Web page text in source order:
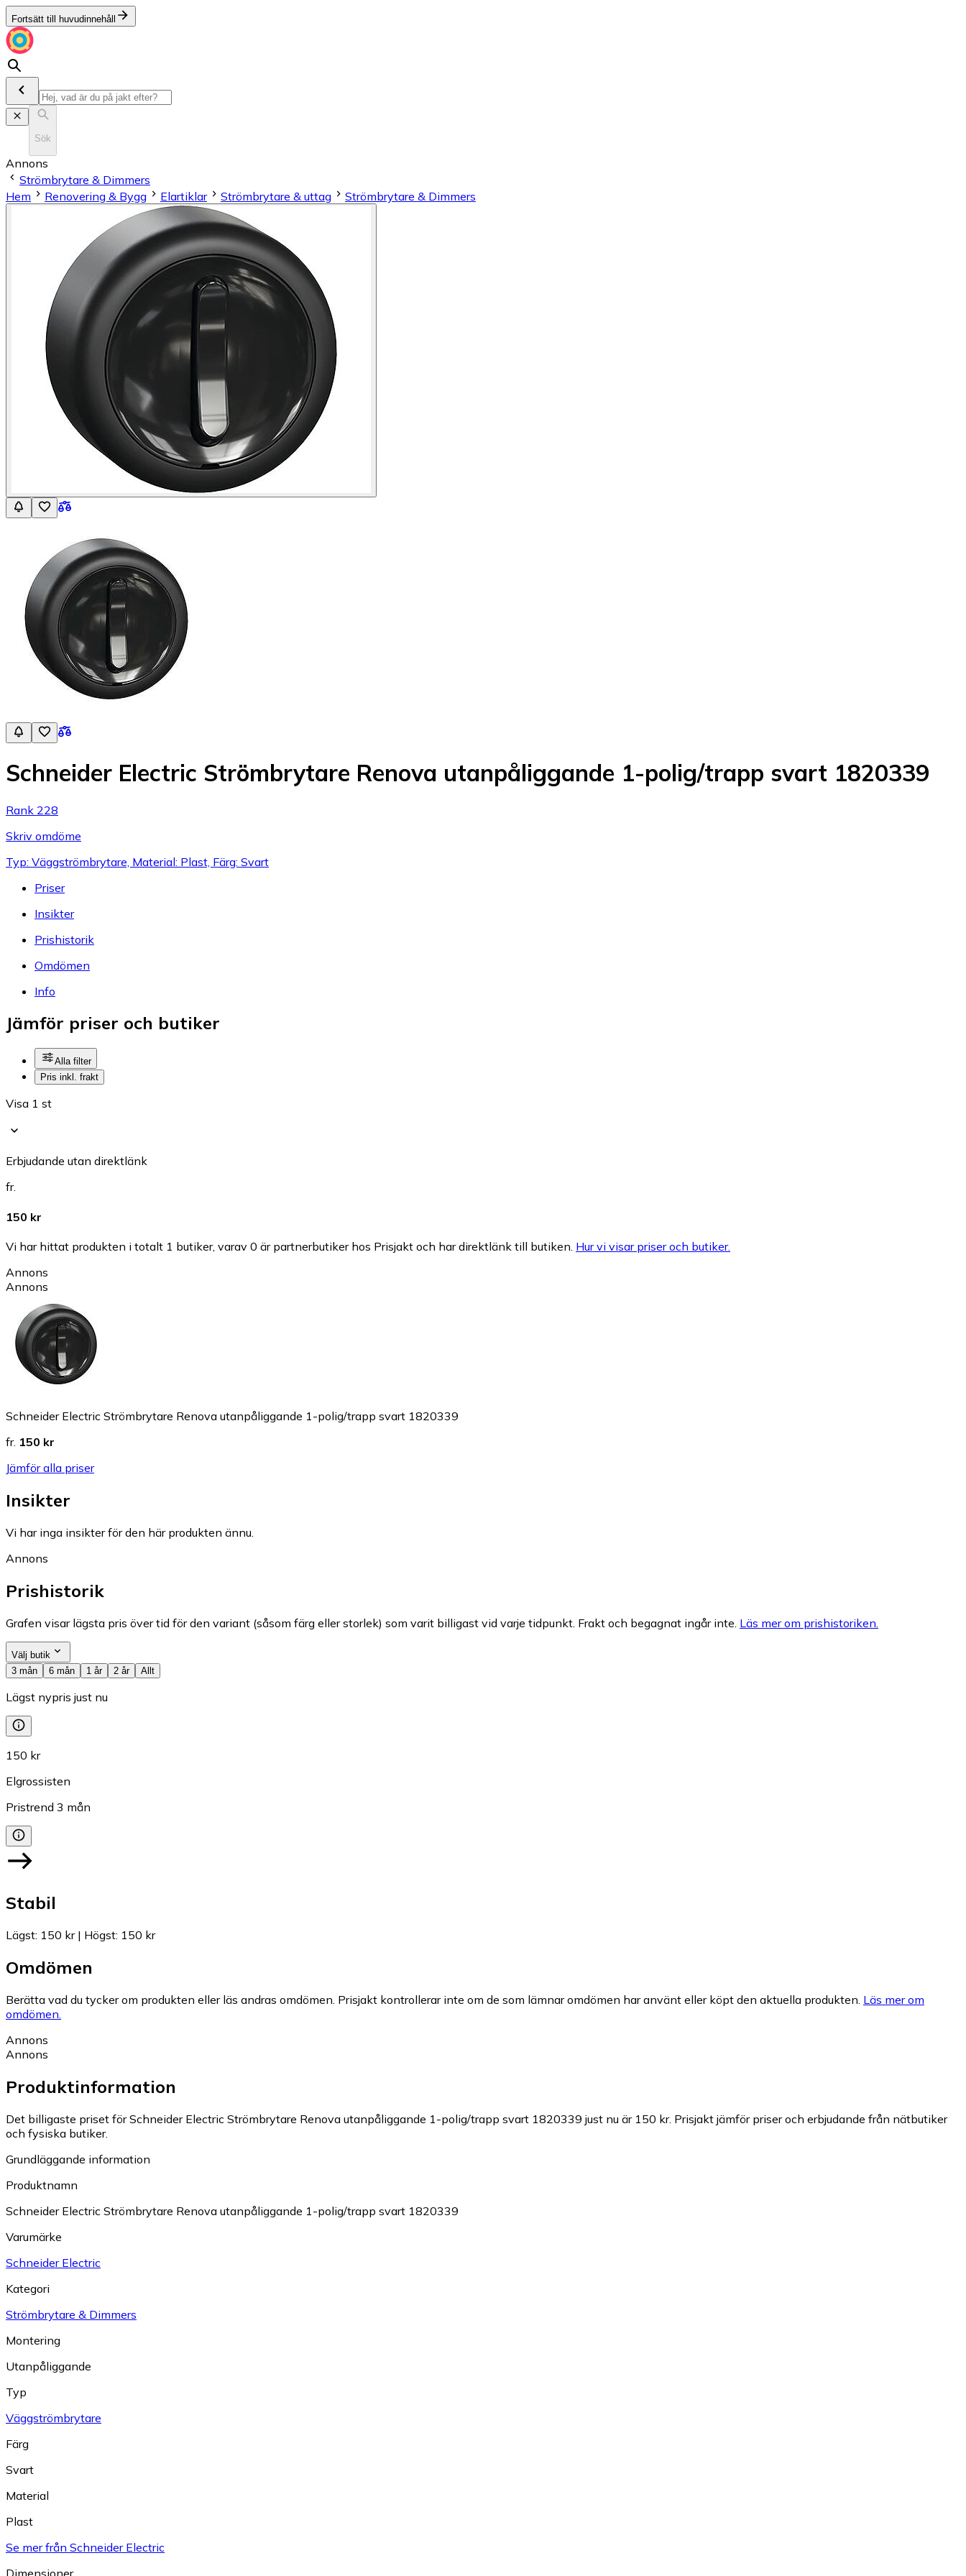
Fortsätt till huvudinnehåll
Sök
Annons
Strömbrytare & Dimmers
Hem
Renovering & Bygg Elartiklar Strömbrytare & uttag Strömbrytare & Dimmers
Schneider Electric Strömbrytare Renova utanpåliggande 1-polig/trapp svart 1820339
Rank 228
Skriv omdöme
Typ: Väggströmbrytare, Material: Plast, Färg: Svart
Priser
Insikter
Prishistorik
Omdömen
Info
Jämför priser och butiker
Alla filter
Pris inkl. frakt
Visa 1 st
Erbjudande utan direktlänk
fr.
150 kr
Vi har hittat produkten i totalt 1 butiker, varav 0 är partnerbutiker hos Prisjakt och har direktlänk till butiken. Hur vi visar priser och butiker.
Annons
Annons
Schneider Electric Strömbrytare Renova utanpåliggande 1-polig/trapp svart 1820339
fr. 150 kr
Jämför alla priser
Insikter
Vi har inga insikter för den här produkten ännu.
Annons
Prishistorik
Grafen visar lägsta pris över tid för den variant (såsom färg eller storlek) som varit billigast vid varje tidpunkt. Frakt och begagnat ingår inte. Läs mer om prishistoriken.
Välj butik
3 mån
6 mån 1 år 2 år Allt
Lägst nypris just nu
150 kr
Elgrossisten
Pristrend 3 mån
Stabil
Lägst: 150 kr| Högst: 150 kr
Omdömen
Berätta vad du tycker om produkten eller läs andras omdömen. Prisjakt kontrollerar inte om de som lämnar omdömen har använt eller köpt den aktuella produkten. Läs mer om
omdömen.
Annons
Annons
Produktinformation
Det billigaste priset för Schneider Electric Strömbrytare Renova utanpåliggande 1-polig/trapp svart 1820339 just nu är 150 kr. Prisjakt jämför priser och erbjudande från nätbutiker
och fysiska butiker.
Grundläggande information
Produktnamn
Schneider Electric Strömbrytare Renova utanpåliggande 1-polig/trapp svart 1820339
Varumärke
Schneider Electric
Kategori
Strömbrytare & Dimmers
Montering
Utanpåliggande
Typ
Väggströmbrytare
Färg
Svart
Material
Plast
Se mer från Schneider Electric
Dimensioner